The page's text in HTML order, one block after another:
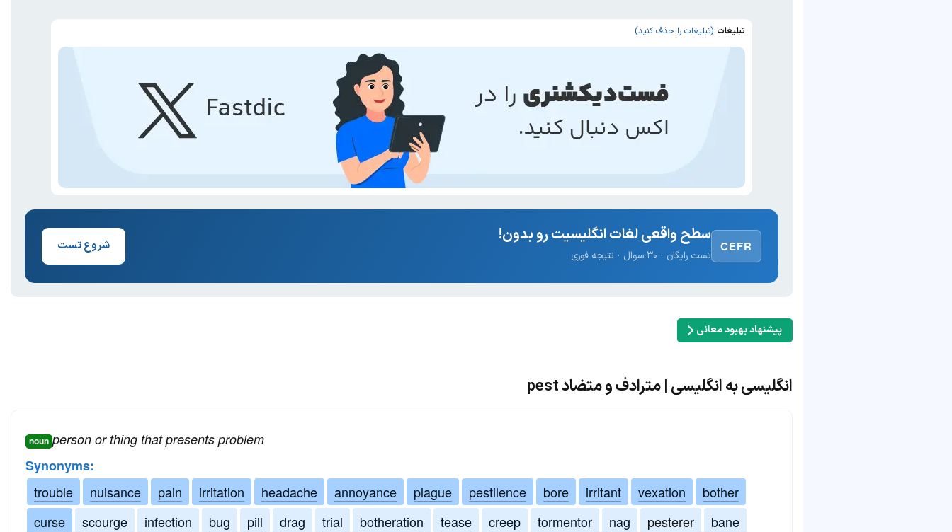
تبلیغات (تبلیغات را حذف کنید)
CEFR
سطح واقعی لغات انگلیسیت رو بدون!
تست رایگان · ۳۰ سوال · نتیجه فوری
شروع تست
پیشنهاد بهبود معانی
انگلیسی به انگلیسی | مترادف و متضاد pest
noun person or thing that presents problem
Synonyms:
trouble
nuisance pain irritation headache annoyance plague pestilence bore irritant vexation
bother
curse
scourge infection bug pill drag trial botheration tease creep tormentor nag pesterer
bane